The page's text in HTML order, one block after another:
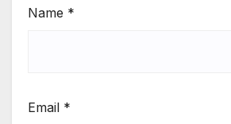
Name *
Email *